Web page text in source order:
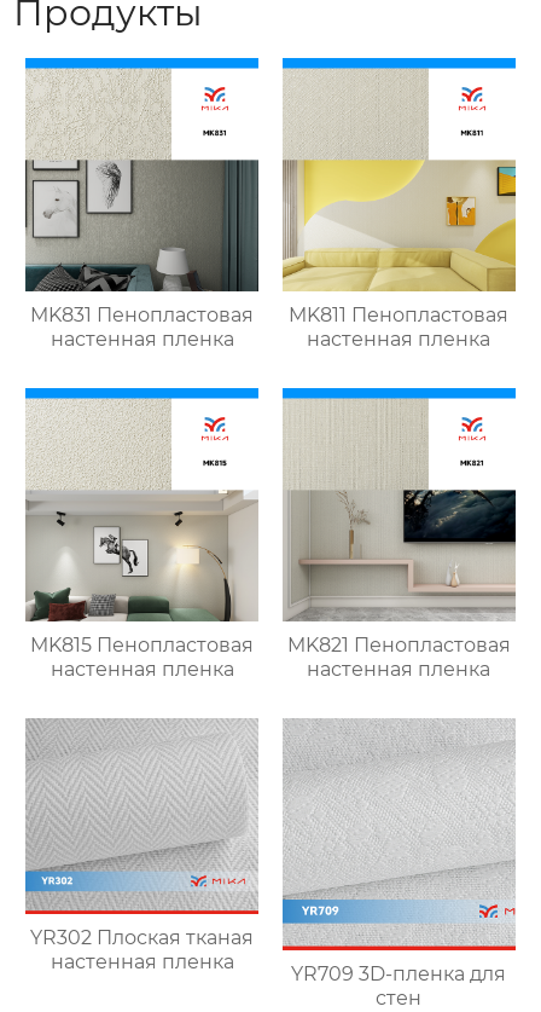
Продукты
MK831 Пенопластовая
настенная пленка
MK811 Пенопластовая
настенная пленка
MK815 Пенопластовая
настенная пленка
MK821 Пенопластовая
настенная пленка
YR302 Плоская тканая
настенная пленка
YR709 3D-пленка для
стен